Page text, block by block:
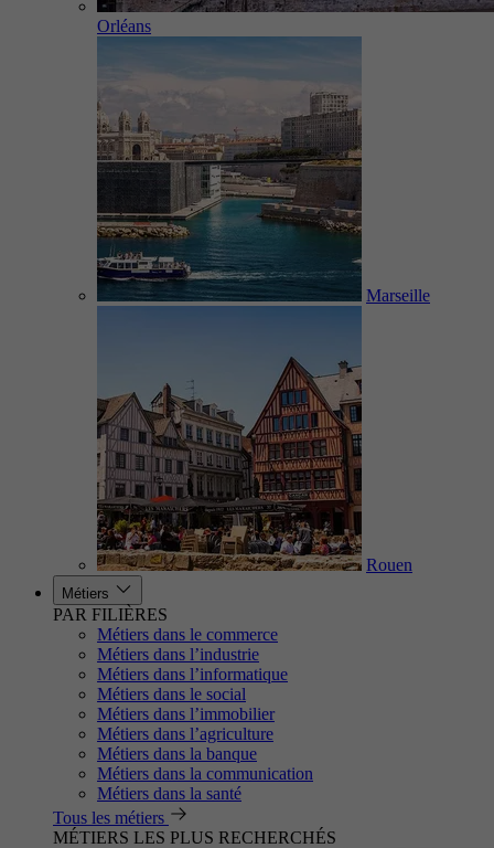
Orléans
Marseille
Rouen
Métiers
PAR FILIÈRES
Métiers dans le commerce
Métiers dans l’industrie
Métiers dans l’informatique
Métiers dans le social
Métiers dans l’immobilier
Métiers dans l’agriculture
Métiers dans la banque
Métiers dans la communication
Métiers dans la santé
Tous les métiers
MÉTIERS LES PLUS RECHERCHÉS